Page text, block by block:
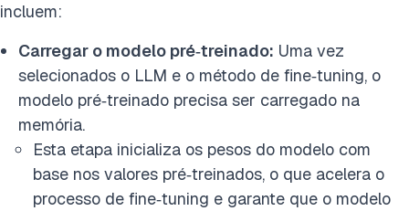
incluem:
Carregar o modelo pré‑treinado: Uma vez
selecionados o LLM e o método de fine‑tuning, o
modelo pré‑treinado precisa ser carregado na
memória.
Esta etapa inicializa os pesos do modelo com
base nos valores pré‑treinados, o que acelera o
processo de fine‑tuning e garante que o modelo